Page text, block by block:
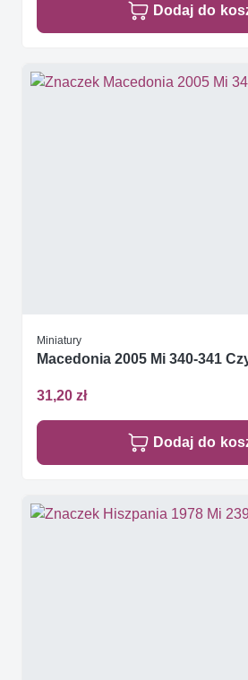
Dodaj do
Miniatury
Macedonia 2005 Mi 340-341
31,20 zł
Dodaj do